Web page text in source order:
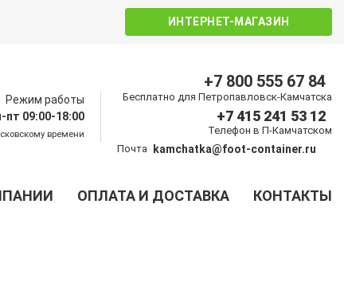
ИНТЕРНЕТ-МАГАЗИН
Режим работы
пт 09:00-18:00
времени
Бесплатно для Петропавловск-Камчатска
+7 800 555 67 84
Телефон в П-Камчатском
+7 415 241 53 12
Почта kamchatka@foot-container.ru
ОПЛАТА И ДОСТАВКА КОНТАКТЫ